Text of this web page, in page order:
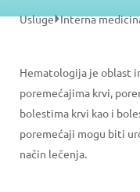
Usluge Interna
Hematologija je oblast
poremećajima krvi,
bolestima krvi kao i
poremećaji mogu biti
način lečenja.